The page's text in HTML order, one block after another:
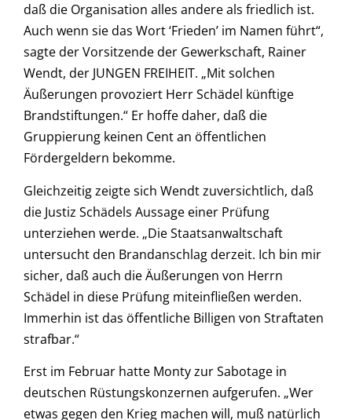
daß die Organisation alles andere als friedlich ist.
Auch wenn sie das Wort ‘Frieden’ im Namen führt“,
sagte der Vorsitzende der Gewerkschaft, Rainer
Wendt, der JUNGEN FREIHEIT. „Mit solchen
Äußerungen provoziert Herr Schädel künftige
Brandstiftungen.“ Er hoffe daher, daß die
Gruppierung keinen Cent an öffentlichen
Fördergeldern bekomme.
Gleichzeitig zeigte sich Wendt zuversichtlich, daß
die Justiz Schädels Aussage einer Prüfung
unterziehen werde. „Die Staatsanwaltschaft
untersucht den Brandanschlag derzeit. Ich bin mir
sicher, daß auch die Äußerungen von Herrn
Schädel in diese Prüfung miteinfließen werden.
Immerhin ist das öffentliche Billigen von Straftaten
strafbar.“
Erst im Februar hatte Monty zur Sabotage in
deutschen Rüstungskonzernen aufgerufen. „Wer
etwas gegen den Krieg machen will, muß natürlich